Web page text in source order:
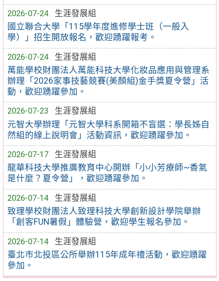
2026-07-24
生涯發展組
國立聯合大學「115學年度進修學士班（一般入
學）」招生開放報名，歡迎踴躍報考。
2026-07-24
生涯發展組
萬能學校財團法人萬能科技大學化妝品應用與管理系
辦理「2026家事技藝競賽(美顏組)金手獎夏令營」活
動，歡迎踴躍參加。
2026-07-23
生涯發展組
元智大學辦理「元智大學科系開箱不盲選：學長姊自
然組的線上說明會」活動資訊，歡迎踴躍參加。
2026-07-17
生涯發展組
龍華科技大學推廣教育中心開辦「小小芳療師~香氣
是什麼？夏令營」，歡迎踴躍參加。
2026-07-14
生涯發展組
致理學校財團法人致理科技大學創新設計學院舉辦
「創客FUN暑假」體驗營，歡迎學生報名參加。
2026-07-14
生涯發展組
臺北市北投區公所舉辦115年成年禮活動，歡迎踴躍
參加。